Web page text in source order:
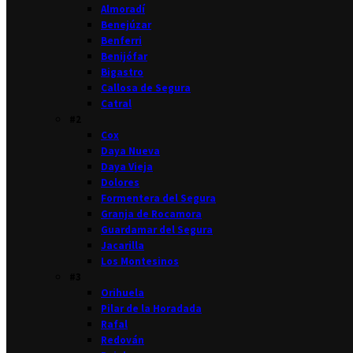
Almoradí
Benejúzar
Benferri
Benijófar
Bigastro
Callosa de Segura
Catral
Cox
Daya Nueva
Daya Vieja
Dolores
Formentera del Segura
Granja de Rocamora
Guardamar del Segura
Jacarilla
Los Montesinos
Orihuela
Pilar de la Horadada
Rafal
Redován